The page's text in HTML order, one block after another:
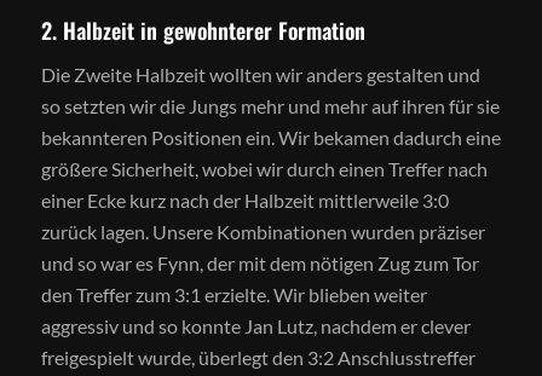
2. Halbzeit in gewohnterer Formation
Die Zweite Halbzeit wollten wir anders gestalten und
so setzten wir die Jungs mehr und mehr auf ihren für sie
bekannteren Positionen ein. Wir bekamen dadurch eine
größere Sicherheit, wobei wir durch einen Treffer nach
einer Ecke kurz nach der Halbzeit mittlerweile 3:0
zurück lagen. Unsere Kombinationen wurden präziser
und so war es Fynn, der mit dem nötigen Zug zum Tor
den Treffer zum 3:1 erzielte. Wir blieben weiter
aggressiv und so konnte Jan Lutz, nachdem er clever
freigespielt wurde, überlegt den 3:2 Anschlusstreffer